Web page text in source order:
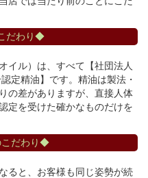
だわり◆
イル）は、すべて【社団法人
定精油】です。精油は製法・
の差がありますが、直接人体
定を受けた確かなものだけを
だわり◆
ると、お客様も同じ姿勢が続